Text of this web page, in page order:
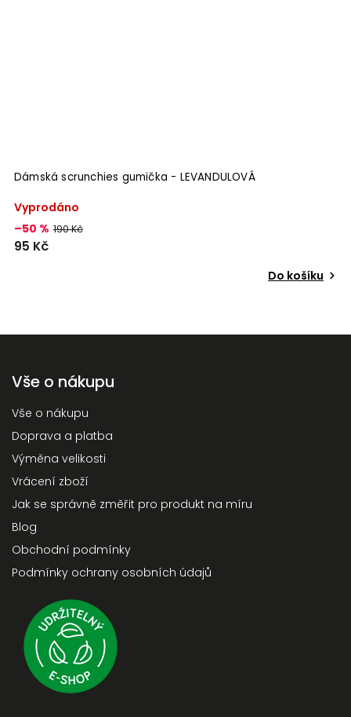
Dámská scrunchies gumička - LEVANDULOVÁ
Vyprodáno
–50 % 190 Kč
95 Kč
Do košíku
Vše o nákupu
Vše o nákupu
Doprava a platba
Výměna velikosti
Vrácení zboží
Jak se správně změřit pro produkt na míru
Blog
Obchodní podmínky
Podmínky ochrany osobních údajů